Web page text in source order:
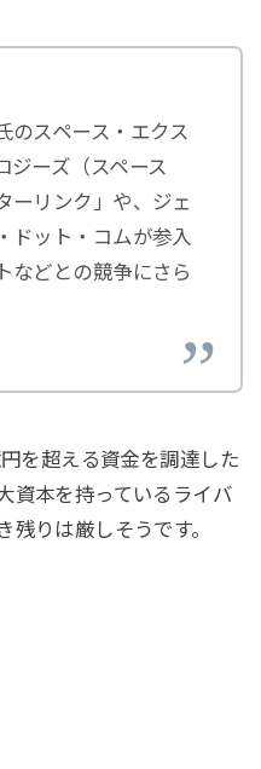
のスペース・エクス
ジーズ（スペース
ーリンク」や、ジェ
ドット・コムが参入
などとの競争にさら
を超える資金を調達した
資本を持っているライバ
残りは厳しそうです。